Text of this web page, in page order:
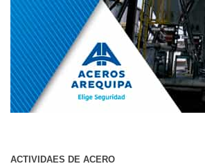
ACTIVIDAES DE ACERO